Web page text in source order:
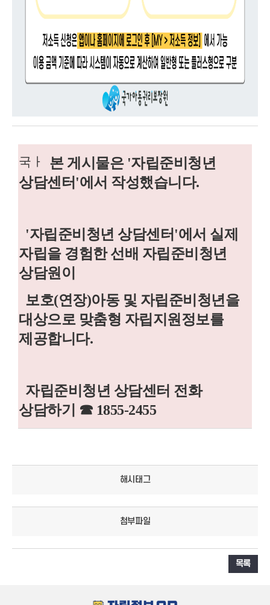
국ㅏ
본 게시물은 '자립준비청년
상담센터'에서 작성했습니다.
'자립준비청년 상담센터'에서 실제
자립을 경험한 선배 자립준비청년
상담원이
보호(연장)아동 및 자립준비청년을
대상으로 맞춤형 자립지원정보를
제공합니다.
자립준비청년 상담센터 전화
상담하기 ☎ 1855-2455
해시태그
첨부파일
목록